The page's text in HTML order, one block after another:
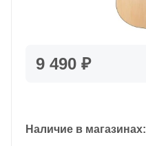
9 490 ₽
Наличие в магазинах: